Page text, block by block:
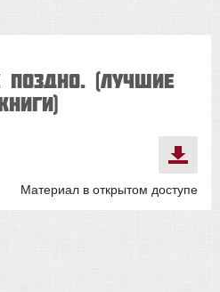
поздно. (лучшие
Материал в открытом доступе